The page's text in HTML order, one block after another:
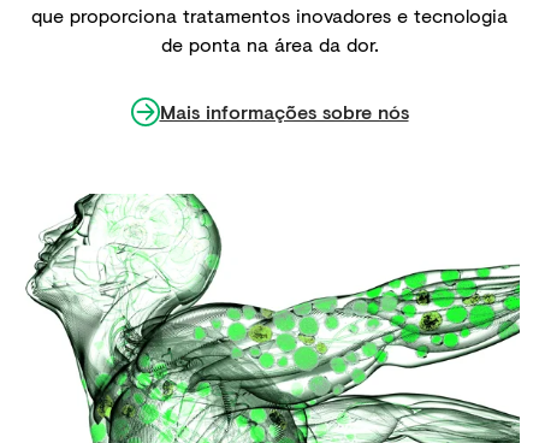
que proporciona tratamentos inovadores e tecnologia
de ponta na área da dor.
Mais informações sobre nós